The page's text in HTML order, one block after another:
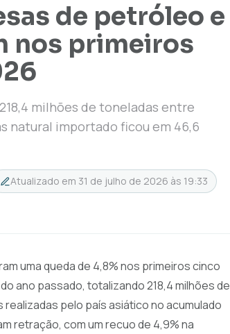
de petróleo e
nos primeiros
milhões de toneladas entre
natural importado ficou em 46,6
Atualizado em 31 de julho de 2026 às 19:33
uma queda de 4,8% nos primeiros cinco
ano passado, totalizando 218,4 milhões de
pelo país asiático no acumulado
retração, com um recuo de 4,9% na